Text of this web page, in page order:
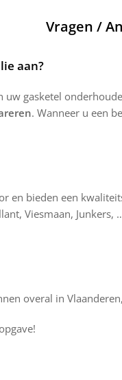
Vragen /
aan?
uw gasketel
. Wanneer u een
en bieden een
Viesmaan,
overal in